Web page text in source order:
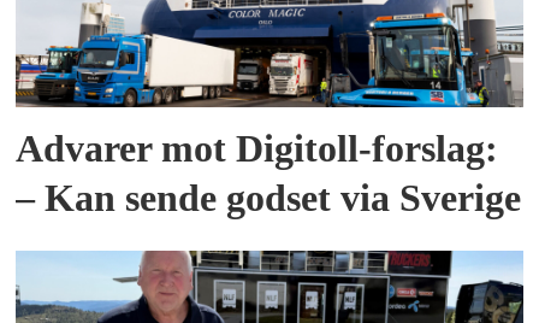
Advarer mot Digitoll-forslag:
– Kan sende godset via Sverige